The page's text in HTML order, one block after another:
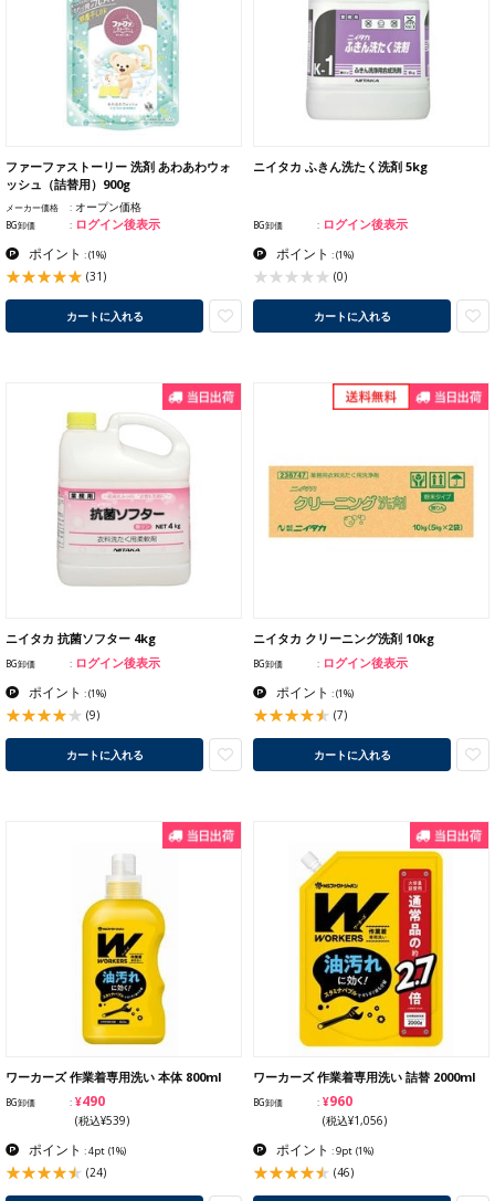
ファーファストーリー 洗剤 あわあわウォ
ッシュ（詰替用）900g
メーカー価格 オープン価格
BG卸価 ログイン後表示
ポイント :(1%)
(31)
カートに入れる
ニイタカ ふきん洗たく洗剤 5kg
BG卸価 ログイン後表示
ポイント :(1%)
(0)
カートに入れる
ニイタカ 抗菌ソフター 4kg
BG卸価 ログイン後表示
ポイント :(1%)
(9)
カートに入れる
ニイタカ クリーニング洗剤 10kg
BG卸価 ログイン後表示
ポイント :(1%)
(7)
カートに入れる
ワーカーズ 作業着専用洗い 本体 800ml
BG卸価 ¥490
(税込¥539)
ポイント : 4pt (1%)
(24)
ワーカーズ 作業着専用洗い 詰替 2000ml
BG卸価 ¥960
(税込¥1,056)
ポイント : 9pt (1%)
(46)